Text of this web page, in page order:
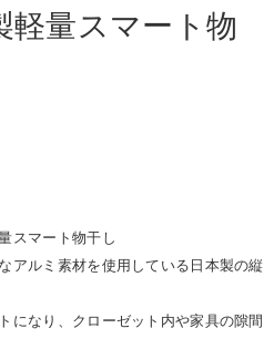
軽量スマート物
スマート物干し
アルミ素材を使用している日本製の
になり、クローゼット内や家具の隙